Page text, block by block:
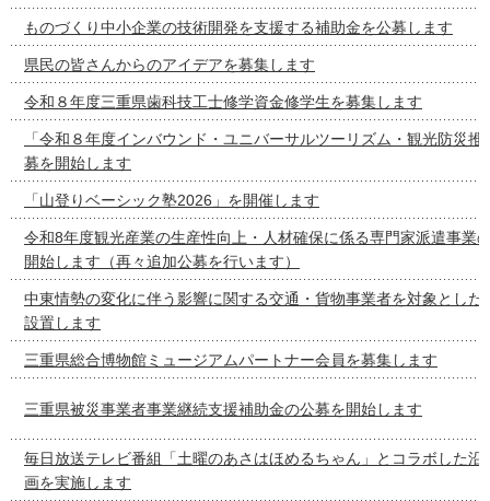
ものづくり中小企業の技術開発を支援する補助金を公募します
県民の皆さんからのアイデアを募集します
令和８年度三重県歯科技工士修学資金修学生を募集します
「令和８年度インバウンド・ユニバーサルツーリズム・観光防災
募を開始します
「山登りベーシック塾2026」を開催します
令和8年度観光産業の生産性向上・人材確保に係る専門家派遣事業
開始します（再々追加公募を行います）
中東情勢の変化に伴う影響に関する交通・貨物事業者を対象とした
設置します
三重県総合博物館ミュージアムパートナー会員を募集します
三重県被災事業者事業継続支援補助金の公募を開始します
毎日放送テレビ番組「土曜のあさはほめるちゃん」とコラボした沿
画を実施します